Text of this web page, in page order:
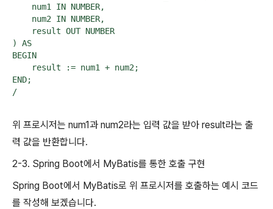
    num1 IN NUMBER,
    num2 IN NUMBER,
    result OUT NUMBER
) AS
BEGIN
    result := num1 + num2;
END;
/
위 프로시저는 num1과 num2라는 입력 값을 받아 result라는 출
력 값을 반환합니다.
2-3. Spring Boot에서 MyBatis를 통한 호출 구현
Spring Boot에서 MyBatis로 위 프로시저를 호출하는 예시 코드
를 작성해 보겠습니다.